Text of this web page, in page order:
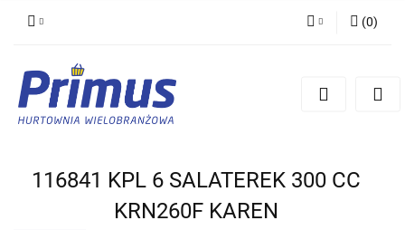
Zarejestruj się
(0)
116841 KPL 6 SALATEREK 300 CC
KRN260F KAREN